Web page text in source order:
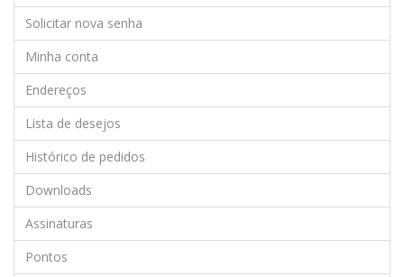
Solicitar nova senha
Minha conta
Endereços
Lista de desejos
Histórico de pedidos
Downloads
Assinaturas
Pontos